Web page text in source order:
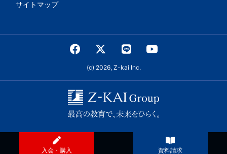
サイトマップ
(c) 2026, Z-kai Inc.
入会・購入 資料請求